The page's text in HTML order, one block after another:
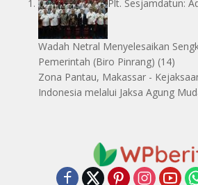
Plt. Sesjamdatun:
Wadah Netral Menyelesaikan
Pemerintah (Biro Pinrang) (14)
Zona Pantau, Makassar -
Indonesia melalui Jaksa Agung